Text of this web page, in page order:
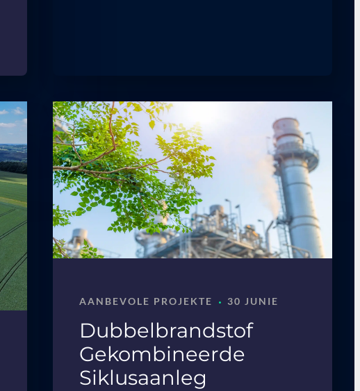
Dubbelbrandstof
Gekombineerde
Siklusaanleg
AANBEVOLE PROJEKTE · 30 JUNIE